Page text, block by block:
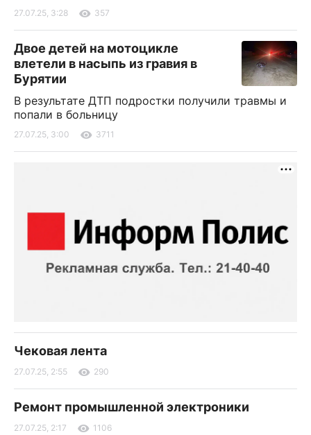
27.07.25, 3:28 357
Двое детей на мотоцикле
влетели в насыпь из гравия в
Бурятии
В результате ДТП подростки получили травмы и
попали в больницу
27.07.25, 3:00 3711
Чековая лента
27.07.25, 2:55 290
Ремонт промышленной электроники
27.07.25, 2:17 1106